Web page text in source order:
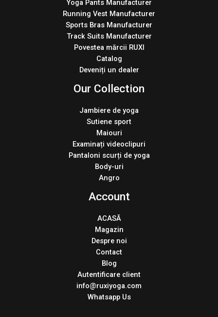
Yoga Pants Manufacturer
Running Vest Manufacturer
Sports Bras Manufacturer
Track Suits Manufacturer
Povestea mărcii RUXI
Catalog
Deveniți un dealer
Our Collection
Jambiere de yoga
Sutiene sport
Maiouri
Examinați videoclipuri
Pantaloni scurți de yoga
Body-uri
Angro
Account
ACASĂ
Magazin
Despre noi
Contact
Blog
Autentificare client
info@ruxiyoga.com
Whatsapp Us